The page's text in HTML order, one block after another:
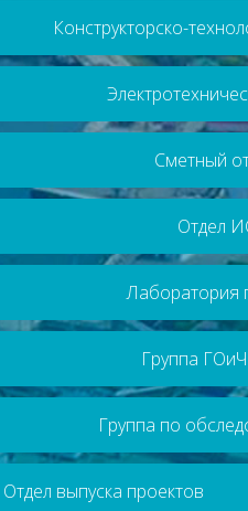
Конструкторско-
Сметный
Отдел
Лаборатория
Группа
Группа по
Отдел выпуска проектов